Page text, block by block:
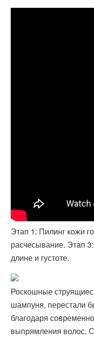
Этап 1: Пилинг кожи
расчесывание. Этап
длине и густоте.
Роскошные
шампуня, перестали
благодаря
выпрямления волос.